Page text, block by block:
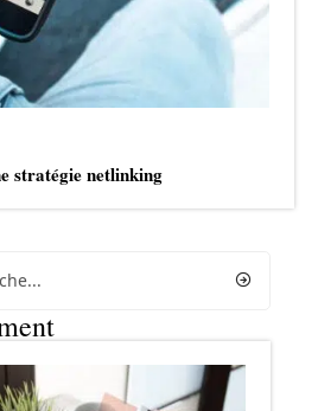
stratégie netlinking